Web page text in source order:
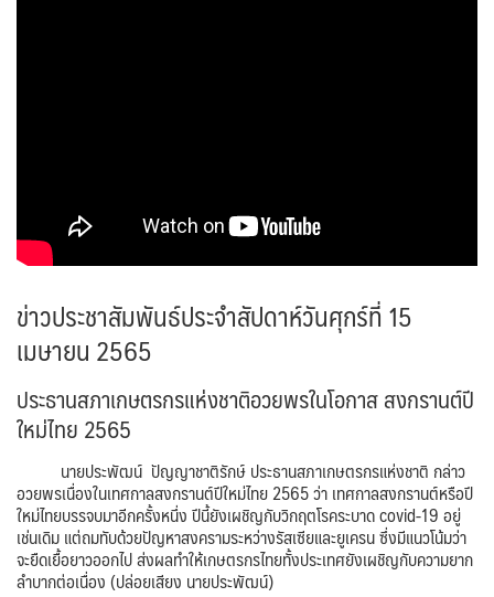
ข่าวประชาสัมพันธ์ประจำสัปดาห์วันศุกร์ที่ 15
เมษายน 2565
ประธาน​สภา​เกษตรกร​แห่งชาติ​อวยพรในโอกาส สงกรานต์ปี
ใหม่ไทย 2565
นายประพัฒน์ ปัญญาชาติรักษ์ ประธานสภาเกษตรกรแห่งชาติ กล่าว
อวยพรเนื่องในเทศกาลสงกรานต์ปีใหม่ไทย 2565 ว่า เทศกาลสงกรานต์หรือปี
ใหม่ไทยบรรจบมาอีกครั้งหนึ่ง ปีนี้ยังเผชิญกับวิกฤตโรคระบาด covid-19 อยู่
เช่นเดิม แต่ถมทับด้วยปัญหาสงครามระหว่างรัสเซียและยูเครน ซึ่งมีแนวโน้มว่า
จะยืดเยื้อยาวออกไป ส่งผลทำให้เกษตรกรไทยทั้งประเทศยังเผชิญกับความยาก
ลำบากต่อเนื่อง​ (ปล่อยเสียง​ นายป​ระพัฒน์)